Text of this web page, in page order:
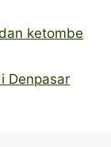
ketombe
Denpasar